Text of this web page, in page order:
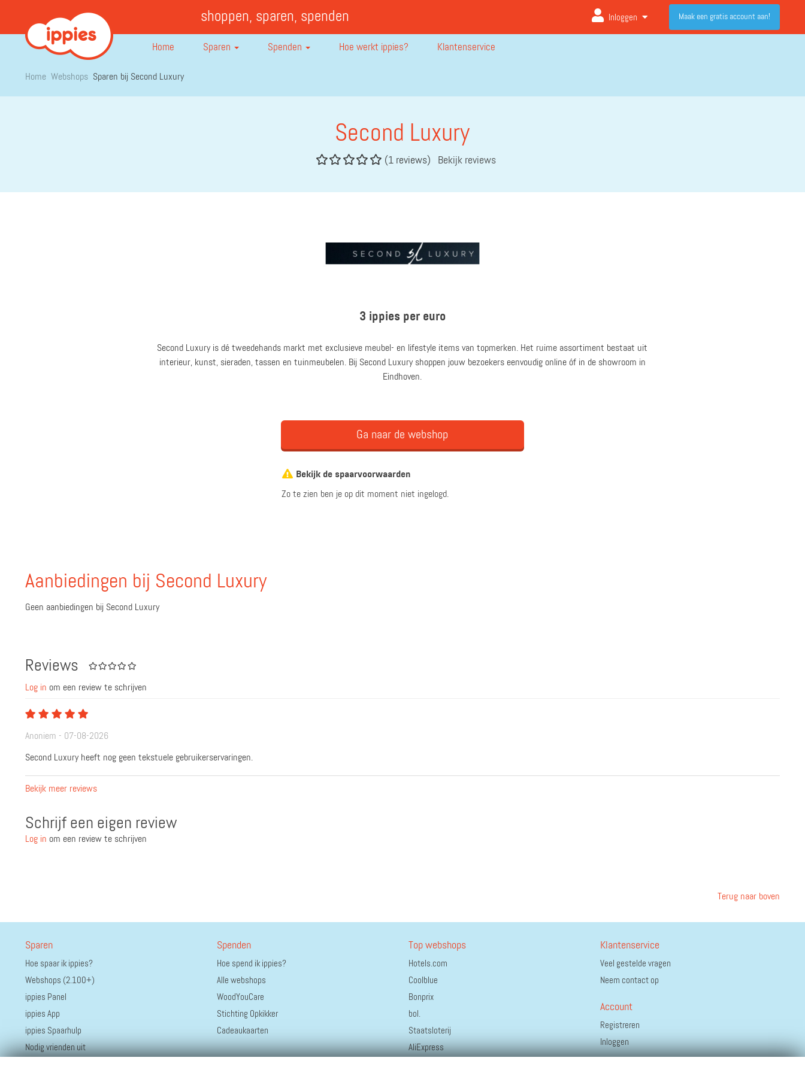
shoppen, sparen, spenden Inloggen Maak een gratis account aan!
Home Sparen Spenden Hoe werkt ippies? Klantenservice
Home Webshops Sparen bij Second Luxury
Second Luxury
(1 reviews) Bekijk reviews
3 ippies per euro
Second Luxury is dé tweedehands markt met exclusieve meubel- en lifestyle items van topmerken. Het ruime assortiment bestaat uit
interieur, kunst, sieraden, tassen en tuinmeubelen. Bij Second Luxury shoppen jouw bezoekers eenvoudig online óf in de showroom in
Eindhoven.
Ga naar de webshop
Bekijk de spaarvoorwaarden
Zo te zien ben je op dit moment niet ingelogd.
Aanbiedingen bij Second Luxury
Geen aanbiedingen bij Second Luxury
Reviews
Log in om een review te schrijven
Anoniem - 07-08-2026
Second Luxury heeft nog geen tekstuele gebruikerservaringen.
Bekijk meer reviews
Schrijf een eigen review
Log in om een review te schrijven
Terug naar boven
Sparen
Hoe spaar ik ippies?
Webshops (2.100+)
ippies Panel
ippies App
ippies Spaarhulp
Nodig vrienden uit
Spenden
Hoe spend ik ippies?
Alle webshops
WoodYouCare
Stichting Opkikker
Cadeaukaarten
Top webshops
Hotels.com
Coolblue
Bonprix
bol.
Staatsloterij
AliExpress
Klantenservice
Veel gestelde vragen
Neem contact op
Account
Registreren
Inloggen